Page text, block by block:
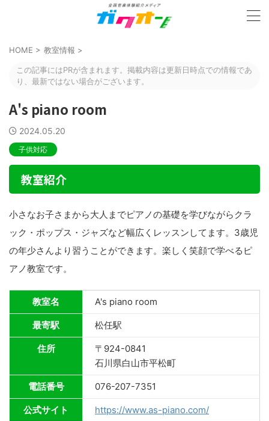
HOME > 教室情報 >
この記事にはPRが含まれます。掲載内容は更新日時点での情報であ
り、最新ではない場合がございます。
A's piano room
2024.05.20
子供対応
教室紹介
小さなお子さまから大人までピアノの基礎を学びながらクラ
ック・ポップス・ジャズなど幅広くレッスンしてます。3歳児
の年少さんより習うことができます。楽しく笑顔で学べるピ
アノ教室です。
教室名 A's piano room
最寄駅 松任駅
住所
〒924-0841
石川県白山市平松町
電話番号 076-207-7351
公式サイト https://www.as-piano.com/